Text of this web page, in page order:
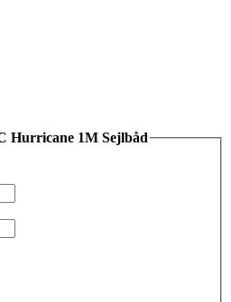
Hurricane 1M Sejlbåd